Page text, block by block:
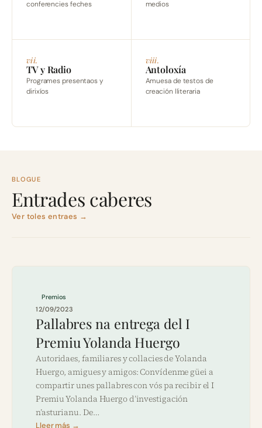
conferencies feches
medios
vii.
TV y Radio
Programes presentaos y
dirixíos
viii.
Antoloxía
Amuesa de testos de
creación lliteraria
BLOGUE
Entrades caberes
Ver toles entraes →
Premios
12/09/2023
Pallabres na entrega del I
Premiu Yolanda Huergo
Autoridaes, familiares y collacies de Yolanda
Huergo, amigues y amigos: Convídenme güei a
compartir unes pallabres con vós pa recibir el I
Premiu Yolanda Huergo d’investigación
n’asturianu. De…
Lleer más →